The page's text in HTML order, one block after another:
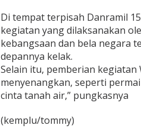
Di tempat terpisah Danramil
kegiatan yang dilaksanakan
kebangsaan dan bela negara
depannya kelak.
Selain itu, pemberian
menyenangkan, seperti
cinta tanah air,” pungkasnya
(kemplu/tommy)